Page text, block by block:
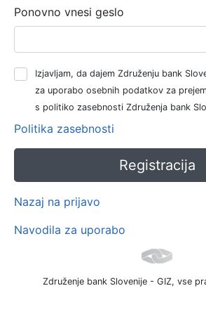
Ponovno vnesi geslo
Izjavljam, da dajem Združenju bank
za uporabo osebnih podatkov za
s politiko zasebnosti Združenja bank
Politika zasebnosti
Nazaj na prijavo
Navodila za uporabo
Združenje bank Slovenije - GIZ, vse